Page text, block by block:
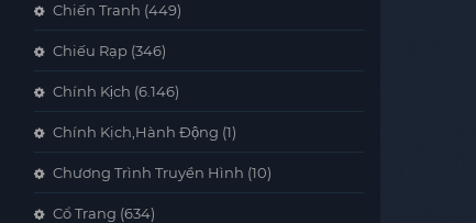
Chiến Tranh (449)
Chiếu Rạp (346)
Chính Kịch (6.146)
Chính Kịch,Hành Động (1)
Chương Trình Truyền Hình (10)
Cổ Trang (634)